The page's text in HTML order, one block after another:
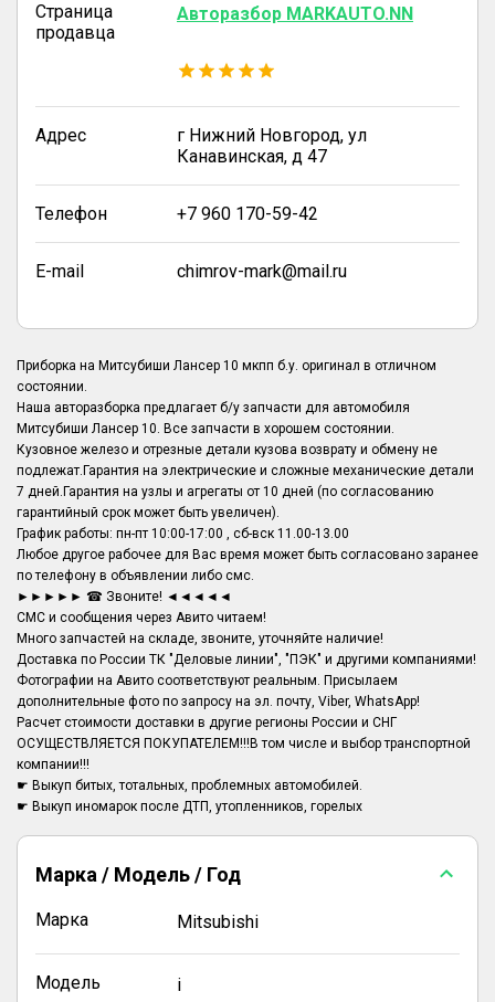
Страница
продавца
Авторазбор MARKAUTO.NN
Адрес
г Нижний Новгород, ул
Канавинская, д 47
Телефон +7 960 170-59-42
E-mail chimrov-mark@mail.ru
Приборка на Митсубиши Лансер 10 мкпп б.у. оригинал в отличном
состоянии.
Наша авторазборка предлагает б/у запчасти для автомобиля
Митсубиши Лансер 10. Все запчасти в хорошем состоянии.
Кузовное железо и отрезные детали кузова возврату и обмену не
подлежат.Гарантия на электрические и сложные механические детали
7 дней.Гарантия на узлы и агрегаты от 10 дней (по согласованию
гарантийный срок может быть увеличен).
График работы: пн-пт 10:00-17:00 , сб-вск 11.00-13.00
Любое другое рабочее для Вас время может быть согласовано заранее
по телефону в объявлении либо смс.
►►►►► ☎ Звоните! ◄◄◄◄◄
СМС и сообщения через Авито читаем!
Много запчастей на складе, звоните, уточняйте наличие!
Доставка по России ТК "Деловые линии", "ПЭК" и другими компаниями!
Фотографии на Авито соответствуют реальным. Присылаем
дополнительные фото по запросу на эл. почту, Viber, WhatsApp!
Расчет стоимости доставки в другие регионы России и СНГ
ОСУЩЕСТВЛЯЕТСЯ ПОКУПАТЕЛЕМ!!!В том числе и выбор транспортной
компании!!!
☛ Выкуп битых, тотальных, проблемных автомобилей.
Марка / Модель / Год
Марка Mitsubishi
Модель i